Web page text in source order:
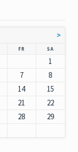
>
NNERSTAG
FR SAMSTAG
1
7
8
14
15
21
22
28
29